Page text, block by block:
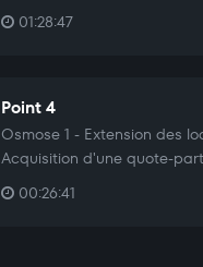
01:28:47
Point 4
Osmose 1 - Extension des
Acquisition d'une quote-
00:26:41